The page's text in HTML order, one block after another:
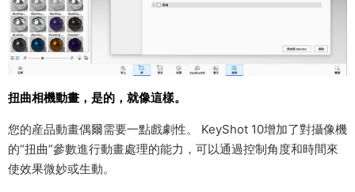
扭曲相機動畫，是的，就像這樣。
您的産品動畫偶爾需要一點戲劇性。 KeyShot 10增加了對攝像機
的“扭曲”參數進行動畫處理的能力，可以通過控制角度和時間來
使效果微妙或生動。